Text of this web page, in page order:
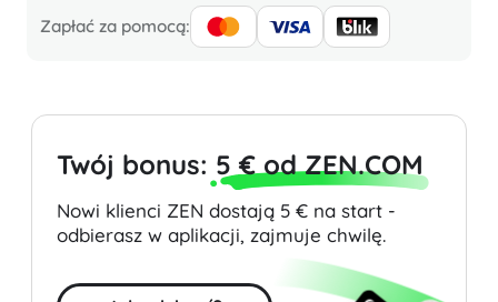
Zapłać za pomocą:
Twój bonus: 5 € od ZEN.COM
Nowi klienci ZEN dostają 5 € na start -
odbierasz w aplikacji, zajmuje chwilę.